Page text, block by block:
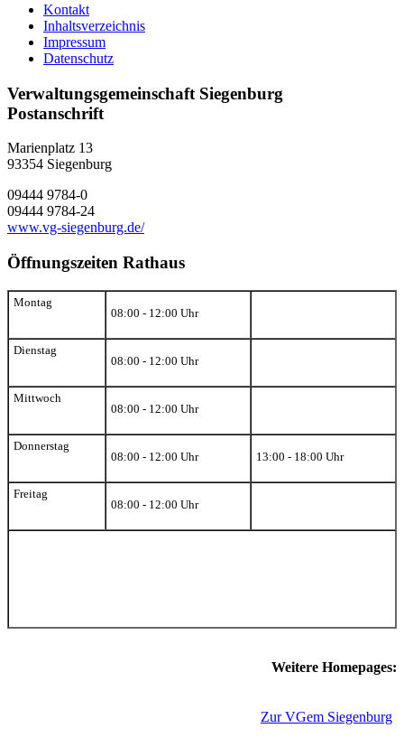
Kontakt
Inhaltsverzeichnis
Impressum
Datenschutz
Verwaltungsgemeinschaft Siegenburg
Postanschrift
Marienplatz 13
93354 Siegenburg
09444 9784-0
09444 9784-24
www.vg-siegenburg.de/
Öffnungszeiten Rathaus
Montag
08:00 - 12:00 Uhr
Dienstag
08:00 - 12:00 Uhr
Mittwoch
08:00 - 12:00 Uhr
Donnerstag
08:00 - 12:00 Uhr
13:00 - 18:00 Uhr
Freitag
08:00 - 12:00 Uhr
Weitere Homepages:
Zur VGem Siegenburg